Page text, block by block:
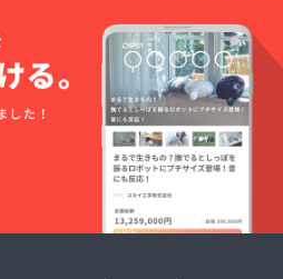
にてご
負担く
ださい
ませ ※
有効期
限2025
年1月〜
2026年
12月末
許可
八保第
R5一12